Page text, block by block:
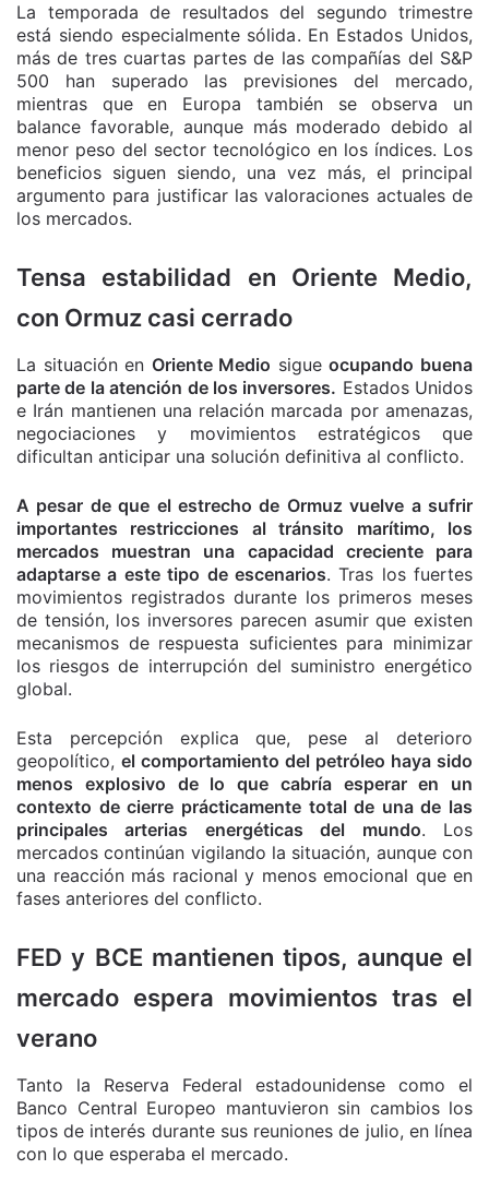
La temporada de resultados del segundo trimestre
está siendo especialmente sólida. En Estados Unidos,
más de tres cuartas partes de las compañías del S&P
500 han superado las previsiones del mercado,
mientras que en Europa también se observa un
balance favorable, aunque más moderado debido al
menor peso del sector tecnológico en los índices. Los
beneficios siguen siendo, una vez más, el principal
argumento para justificar las valoraciones actuales de
los mercados.
Tensa estabilidad en Oriente Medio,
con Ormuz casi cerrado
La situación en Oriente Medio sigueocupando buena
parte de la atención de los inversores. Estados Unidos
e Irán mantienen una relación marcada por amenazas,
negociaciones y movimientos estratégicos que
dificultan anticipar una solución definitiva al conflicto.
A pesar de que el estrecho de Ormuz vuelve a sufrir
importantes restricciones al tránsito marítimo, los
mercados muestran una capacidad creciente para
adaptarse a este tipo de escenarios. Tras los fuertes
movimientos registrados durante los primeros meses
de tensión, los inversores parecen asumir que existen
mecanismos de respuesta suficientes para minimizar
los riesgos de interrupción del suministro energético
global.
Esta percepción explica que, pese al deterioro
geopolítico, el comportamiento del petróleo haya sido
menos explosivo de lo que cabría esperar en un
contexto de cierre prácticamente total de una de las
principales arterias energéticas del mundo. Los
mercados continúan vigilando la situación, aunque con
una reacción más racional y menos emocional que en
fases anteriores del conflicto.
FED y BCE mantienen tipos, aunque el
mercado espera movimientos tras el
verano
Tanto la Reserva Federal estadounidense como el
Banco Central Europeo mantuvieron sin cambios los
tipos de interés durante sus reuniones de julio, en línea
con lo que esperaba el mercado.